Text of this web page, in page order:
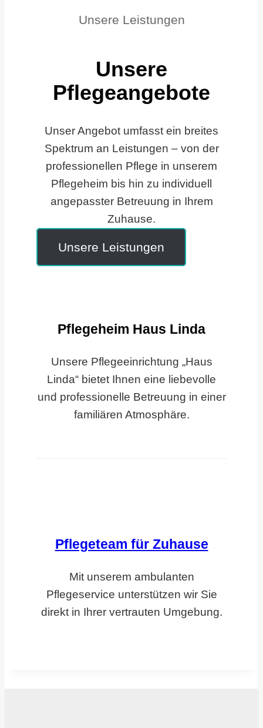
Unsere Leistungen
Unsere
Pflegeangebote
Unser Angebot umfasst ein breites
Spektrum an Leistungen – von der
professionellen Pflege in unserem
Pflegeheim bis hin zu individuell
angepasster Betreuung in Ihrem
Zuhause.
Unsere Leistungen
Pflegeheim Haus Linda
Unsere Pflegeeinrichtung „Haus
Linda“ bietet Ihnen eine liebevolle
und professionelle Betreuung in einer
familiären Atmosphäre.
Pflegeteam für Zuhause
Mit unserem ambulanten
Pflegeservice unterstützen wir Sie
direkt in Ihrer vertrauten Umgebung.